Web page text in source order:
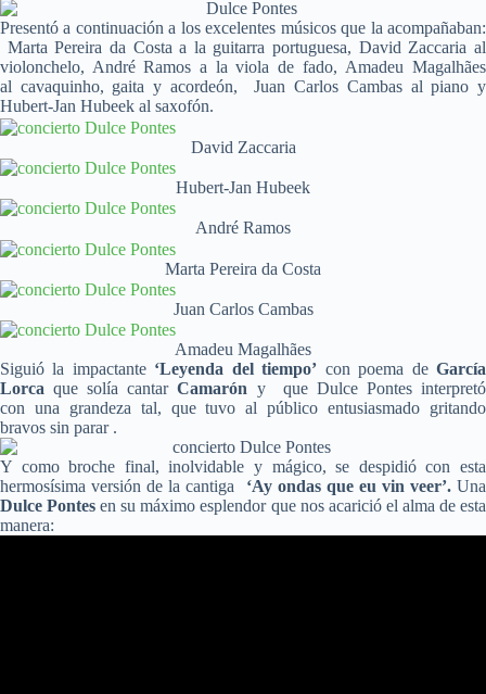
Presentó a continuación a los excelentes músicos que la acompañaban:
Marta Pereira da Costa a la guitarra portuguesa, David Zaccaria al
violonchelo, André Ramos a la viola de fado, Amadeu Magalhães
al cavaquinho, gaita y acordeón, Juan Carlos Cambas al piano y
Hubert-Jan Hubeek al saxofón.
David Zaccaria
Hubert-Jan Hubeek
André Ramos
Marta Pereira da Costa
Juan Carlos Cambas
Amadeu Magalhães
Siguió la impactante‘Leyenda del tiempo’ con poema deGarcía
Lorca que solía cantarCamarón y que Dulce Pontes interpretó
con una grandeza tal, que tuvo al público entusiasmado gritando
bravos sin parar .
Y como broche final, inolvidable y mágico, se despidió con esta
hermosísima versión de la cantiga ‘Ay ondas que eu vin veer’. Una
Dulce Pontes en su máximo esplendor que nos acarició el alma de esta
manera: